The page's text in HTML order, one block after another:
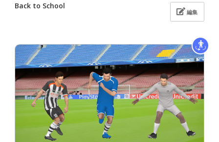
Back to School
編集